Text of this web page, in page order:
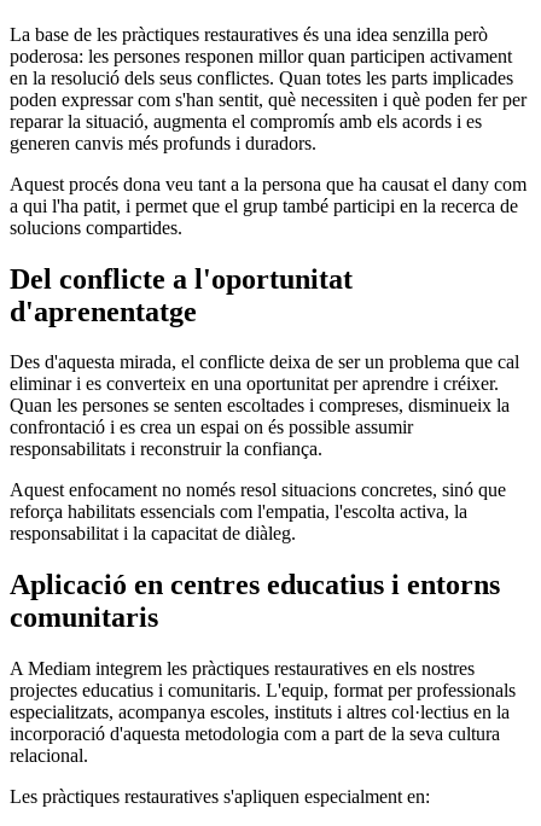
La base de les pràctiques restauratives és una idea senzilla però
poderosa: les persones responen millor quan participen activament
en la resolució dels seus conflictes. Quan totes les parts implicades
poden expressar com s'han sentit, què necessiten i què poden fer per
reparar la situació, augmenta el compromís amb els acords i es
generen canvis més profunds i duradors.
Aquest procés dona veu tant a la persona que ha causat el dany com
a qui l'ha patit, i permet que el grup també participi en la recerca de
solucions compartides.
Del conflicte a l'oportunitat
d'aprenentatge
Des d'aquesta mirada, el conflicte deixa de ser un problema que cal
eliminar i es converteix en una oportunitat per aprendre i créixer.
Quan les persones se senten escoltades i compreses, disminueix la
confrontació i es crea un espai on és possible assumir
responsabilitats i reconstruir la confiança.
Aquest enfocament no només resol situacions concretes, sinó que
reforça habilitats essencials com l'empatia, l'escolta activa, la
responsabilitat i la capacitat de diàleg.
Aplicació en centres educatius i entorns
comunitaris
A Mediam integrem les pràctiques restauratives en els nostres
projectes educatius i comunitaris. L'equip, format per professionals
especialitzats, acompanya escoles, instituts i altres col·lectius en la
incorporació d'aquesta metodologia com a part de la seva cultura
relacional.
Les pràctiques restauratives s'apliquen especialment en: